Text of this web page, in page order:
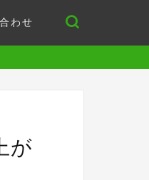
わせ
が